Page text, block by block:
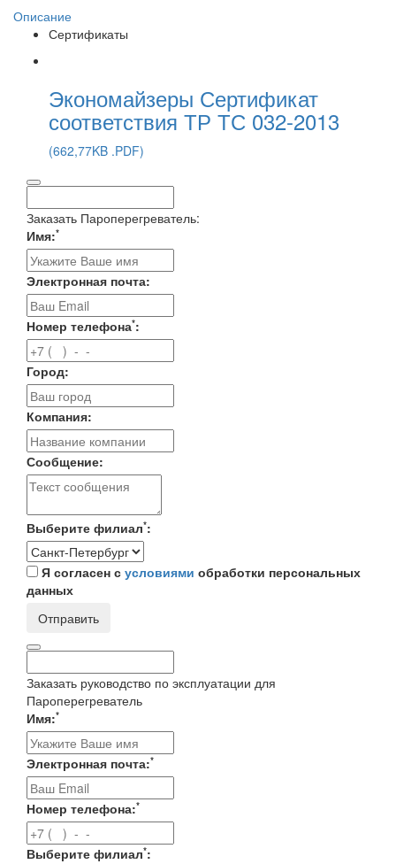
Описание
Сертификаты
Экономайзеры Сертификат
соответствия ТР ТС 032-2013
(662,77KB .PDF)
Заказать Пароперегреватель:
Имя:*
Электронная почта:
Номер телефона*:
Город:
Компания:
Сообщение:
Выберите филиал*:
Я согласен с условиями обработки персональных
данных
Отправить
Заказать руководство по эксплуатации для
Пароперегреватель
Имя:*
Электронная почта:*
Номер телефона:*
Выберите филиал*: